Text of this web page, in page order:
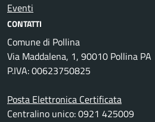
Eventi
CONTATTI
Comune di Pollina
Via Maddalena, 1, 90010 Pollina PA
P.IVA: 00623750825
Posta Elettronica Certificata
Centralino unico: 0921 425009